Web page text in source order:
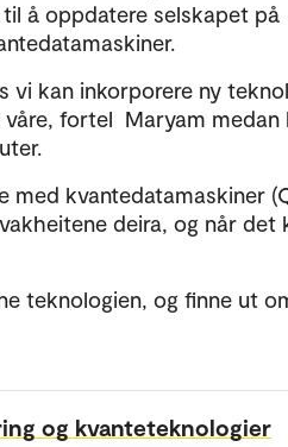
å oppdatere selskapet på
vi kan inkorporere ny
fortel Maryam medan
med kvantedatamaskiner
deira, og når det
teknologien, og finne ut
og kvanteteknologier